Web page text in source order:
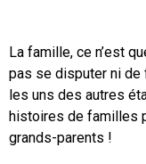
La famille, ce n’est
pas se disputer ni de
les uns des autres
histoires de familles
grands-parents !